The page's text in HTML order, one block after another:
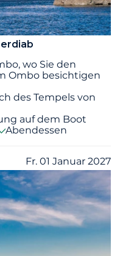
wo Sie den
Ombo besichtigen
des Tempels von
auf dem Boot
Abendessen
Fr. 01 Januar 2027